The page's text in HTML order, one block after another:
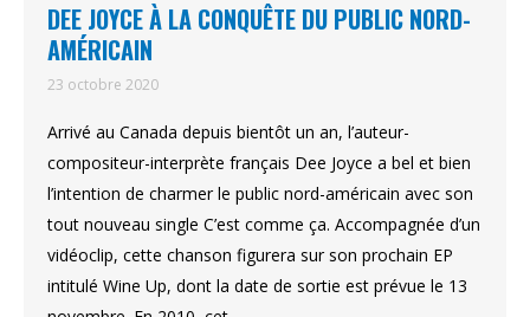
DEE JOYCE À LA CONQUÊTE DU PUBLIC NORD-
AMÉRICAIN
23 octobre 2020
Arrivé au Canada depuis bientôt un an, l’auteur-
compositeur-interprète français Dee Joyce a bel et bien
l’intention de charmer le public nord-américain avec son
tout nouveau single C’est comme ça. Accompagnée d’un
vidéoclip, cette chanson figurera sur son prochain EP
intitulé Wine Up, dont la date de sortie est prévue le 13